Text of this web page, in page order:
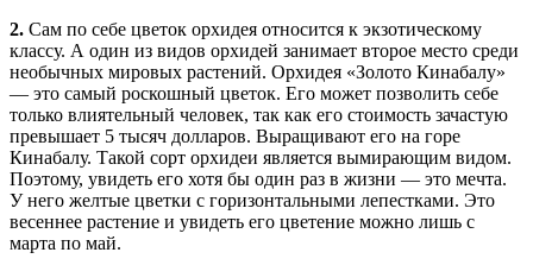
2. Сам по себе цветок орхидея относится к экзотическому
классу. А один из видов орхидей занимает второе место среди
необычных мировых растений. Орхидея «Золото Кинабалу»
— это самый роскошный цветок. Его может позволить себе
только влиятельный человек, так как его стоимость зачастую
превышает 5 тысяч долларов. Выращивают его на горе
Кинабалу. Такой сорт орхидеи является вымирающим видом.
Поэтому, увидеть его хотя бы один раз в жизни — это мечта.
У него желтые цветки с горизонтальными лепестками. Это
весеннее растение и увидеть его цветение можно лишь с
марта по май.